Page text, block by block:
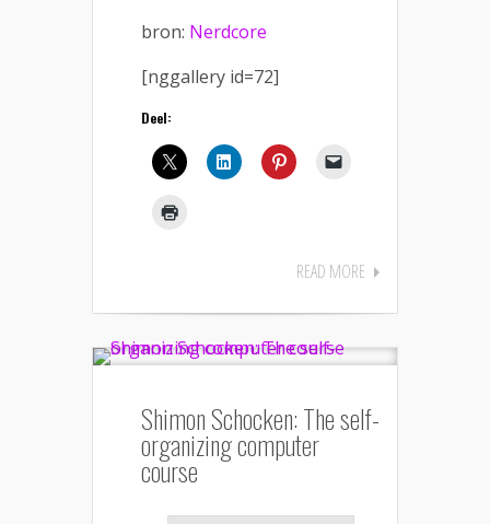
bron: Nerdcore
[nggallery id=72]
Deel:
READ MORE
Shimon Schocken: The self-
organizing computer
course